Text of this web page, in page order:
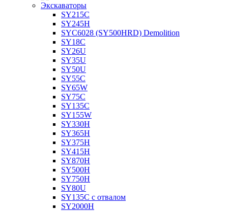
Экскаваторы
SY215C
SY245H
SYC6028 (SY500HRD) Demolition
SY18C
SY26U
SY35U
SY50U
SY55C
SY65W
SY75C
SY135C
SY155W
SY330H
SY365H
SY375H
SY415H
SY870H
SY500H
SY750H
SY80U
SY135C с отвалом
SY2000H